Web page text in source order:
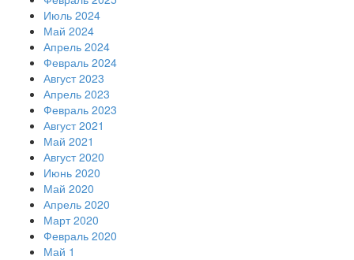
Июль 2024
Май 2024
Апрель 2024
Февраль 2024
Август 2023
Апрель 2023
Февраль 2023
Август 2021
Май 2021
Август 2020
Июнь 2020
Май 2020
Апрель 2020
Март 2020
Февраль 2020
Май 1